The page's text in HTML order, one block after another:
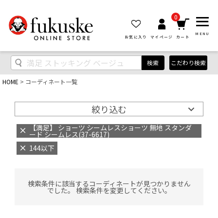
お気に入り マイページ
0
カート
MENU
検索 こだわり検索
HOME コーディネート一覧
絞り込む
【満足】 ショーツ シームレスショーツ 無地 スタンダ
ード シームレス(37-6617)
144以下
検索条件に該当するコーディネートが見つかりません
でした。 検索条件を変更してください。